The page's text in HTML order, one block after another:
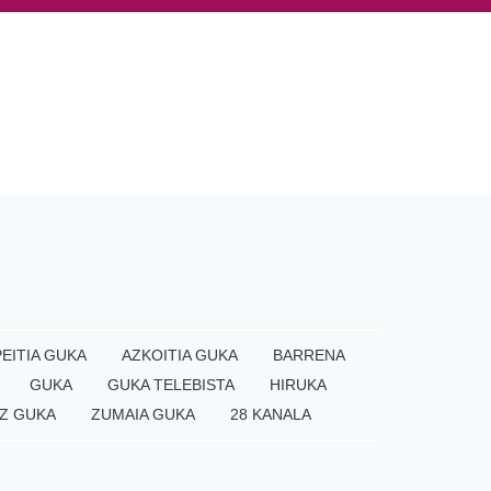
GUKA AZKOITIA GUKA
BARRENA
GUKA GUKA TELEBISTA
HIRUKA
GUKA ZUMAIA GUKA 28 KANALA